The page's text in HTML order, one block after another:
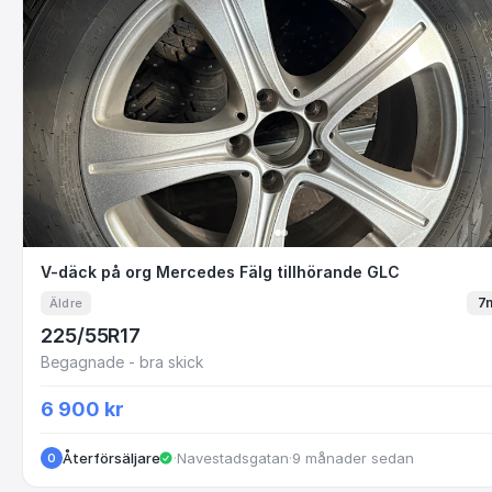
V-däck på org Mercedes Fälg tillhörande GLC
V-däck på org Mercedes Fälg tillhörande GLC
Äldre
225/55R17
Begagnade - bra skick
6 900 kr
O Återförsäljare ·Navestadsgatan·9 månader sedan